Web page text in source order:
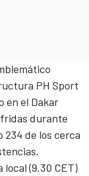
PH Sport
en el Dakar
durante
de los cerca
local (9.30 CET)